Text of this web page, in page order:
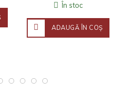
În stoc
ADAUGĂ ÎN COŞ